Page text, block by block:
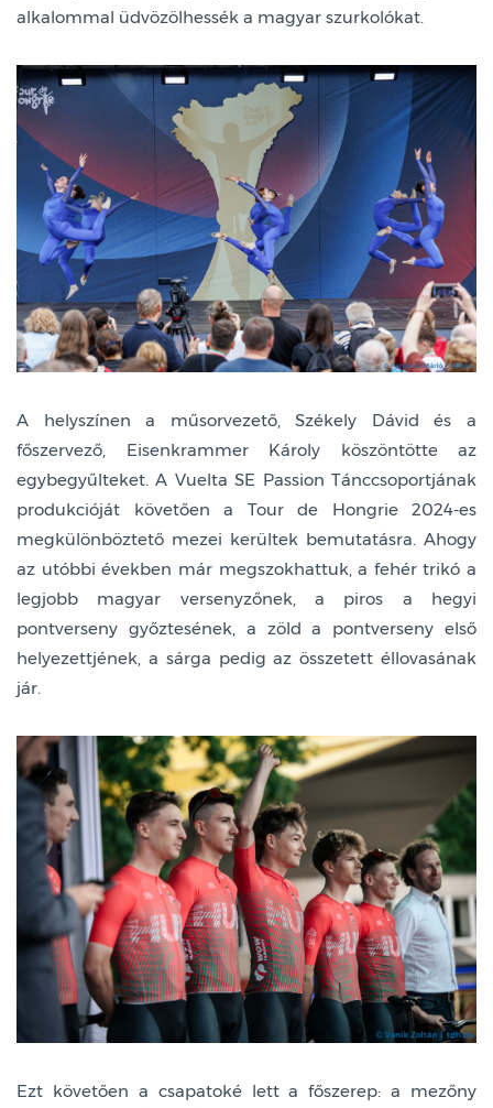
alkalommal üdvözölhessék a magyar szurkolókat.
A helyszínen a műsorvezető, Székely Dávid és a
főszervező, Eisenkrammer Károly köszöntötte az
egybegyűlteket. A Vuelta SE Passion Tánccsoportjának
produkcióját követően a Tour de Hongrie 2024-es
megkülönböztető mezei kerültek bemutatásra. Ahogy
az utóbbi években már megszokhattuk, a fehér trikó a
legjobb magyar versenyzőnek, a piros a hegyi
pontverseny győztesének, a zöld a pontverseny első
helyezettjének, a sárga pedig az összetett éllovasának
jár.
Ezt követően a csapatoké lett a főszerep: a mezőny